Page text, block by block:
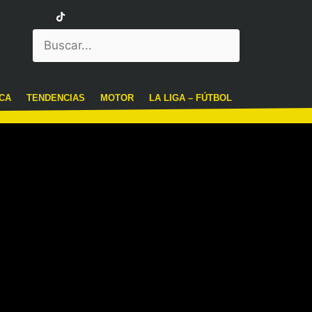
TENDENCIAS MOTOR LA LIGA – FÚTBOL